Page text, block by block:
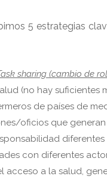
5 estrategias
sharing (cambio de
(no hay suficientes
de países de
oficios que
con diferentes
acceso a la salud,